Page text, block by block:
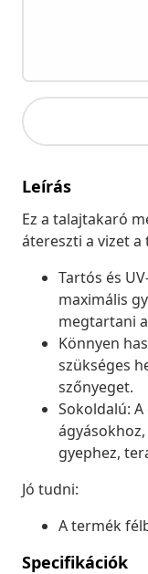
Leírás
Ez a talajtakaró
átereszti a vizet a
Tartós és
maximális
megtartani
Könnyen
szükséges
szőnyeget.
Sokoldalú:
gyephez,
Jó tudni:
A termék
Specifikációk